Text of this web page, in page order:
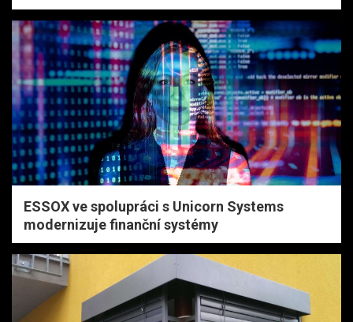
ESSOX ve spolupráci s Unicorn Systems
modernizuje finanční systémy